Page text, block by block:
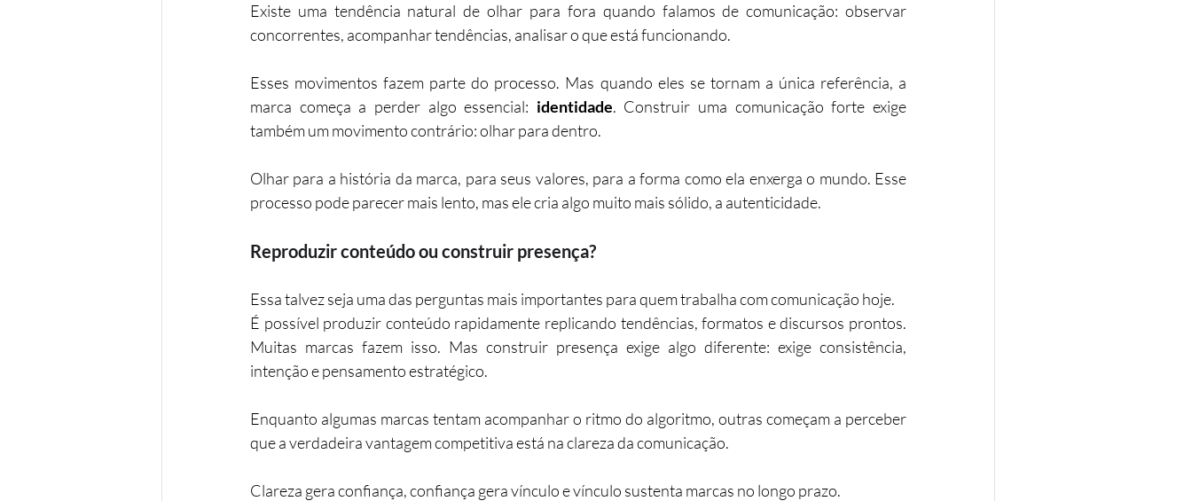
Existe uma tendência natural de olhar para fora quando falamos de comunicação: observar
concorrentes, acompanhar tendências, analisar o que está funcionando.
Esses movimentos fazem parte do processo. Mas quando eles se tornam a única referência, a
marca começa a perder algo essencial: identidade. Construir uma comunicação forte exige
também um movimento contrário: olhar para dentro.
Olhar para a história da marca, para seus valores, para a forma como ela enxerga o mundo. Esse
processo pode parecer mais lento, mas ele cria algo muito mais sólido, a autenticidade.
Reproduzir conteúdo ou construir presença?
Essa talvez seja uma das perguntas mais importantes para quem trabalha com comunicação hoje.
É possível produzir conteúdo rapidamente replicando tendências, formatos e discursos prontos.
Muitas marcas fazem isso. Mas construir presença exige algo diferente: exige consistência,
intenção e pensamento estratégico.
Enquanto algumas marcas tentam acompanhar o ritmo do algoritmo, outras começam a perceber
que a verdadeira vantagem competitiva está na clareza da comunicação.
Clareza gera confiança, confiança gera vínculo e vínculo sustenta marcas no longo prazo.